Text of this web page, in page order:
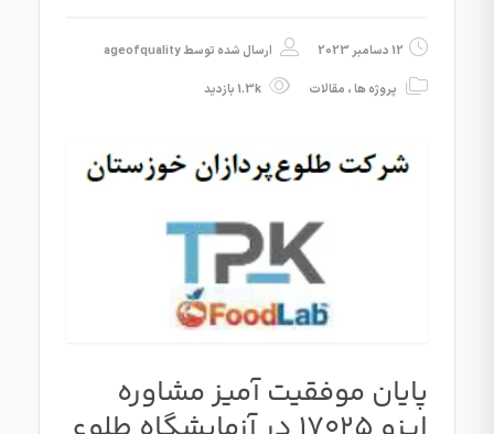
12 دسامبر 2023 ارسال شده توسطageofquality
پروژه ها، مقالات
پایان موفقیت آمیز مشاوره